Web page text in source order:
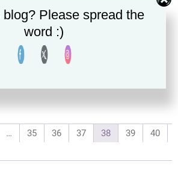
CPU INTEL CORE i9-13900K
3.0GHz LGA1700
… 35 36 37 38 39
40
Please spread the
word :)